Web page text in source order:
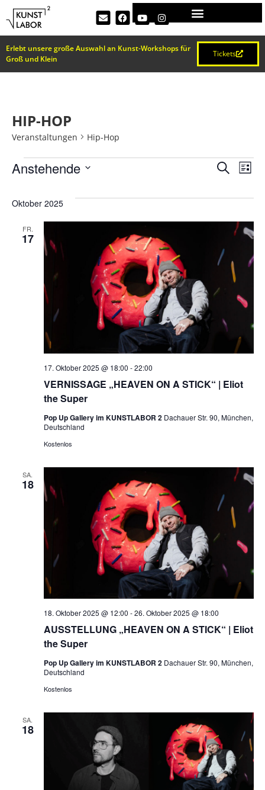
Erlebt unsere große Auswahl an Kunst-Workshops für
Groß und Klein
Tickets
HIP-HOP
Veranstaltungen Hip-Hop
UND
SucheListe
Anstehende
Oktober 2025
FR.
17
VERNISSAGE „HEAVEN ON A STICK“ | Eliot
the Super
17. Oktober 2025 @ 18:00 -22:00
Pop Up Gallery im KUNSTLABOR 2 Dachauer Str. 90, München,
Deutschland
Kostenlos
SA.
18
AUSSTELLUNG „HEAVEN ON A STICK“ | Eliot
the Super
18. Oktober 2025 @ 12:00 -26. Oktober 2025 @ 18:00
Pop Up Gallery im KUNSTLABOR 2 Dachauer Str. 90, München,
Deutschland
Kostenlos
SA.
18